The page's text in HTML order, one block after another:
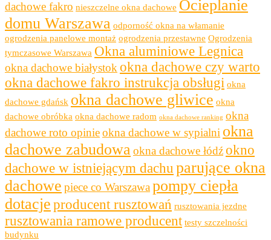
dachowe fakro nieszczelne okna dachowe Ocieplanie
domu Warszawa odporność okna na włamanie
ogrodzenia panelowe montaż ogrodzenia przestawne Ogrodzenia
tymczasowe Warszawa Okna aluminiowe Legnica
okna dachowe białystok okna dachowe czy warto
okna dachowe fakro instrukcja obsługi okna
dachowe gdańsk okna dachowe gliwice okna
dachowe obróbka okna dachowe radom okna dachowe ranking okna
dachowe roto opinieokna dachowe w sypialni okna
dachowe zabudowa okna dachowe łódźokno
dachowe w istniejącym dachu parujące okna
dachowe piece co Warszawapompy ciepła
dotacje producent rusztowań rusztowania jezdne
rusztowania ramowe producent testy szczelności
budynku